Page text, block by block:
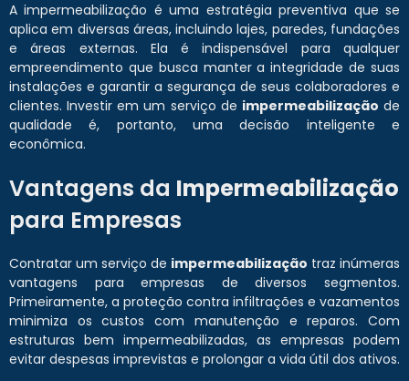
A impermeabilização é uma estratégia preventiva que se
aplica em diversas áreas, incluindo lajes, paredes, fundações
e áreas externas. Ela é indispensável para qualquer
empreendimento que busca manter a integridade de suas
instalações e garantir a segurança de seus colaboradores e
clientes. Investir em um serviço de impermeabilização de
qualidade é, portanto, uma decisão inteligente e
econômica.
Vantagens da Impermeabilização
para Empresas
Contratar um serviço de impermeabilização traz inúmeras
vantagens para empresas de diversos segmentos.
Primeiramente, a proteção contra infiltrações e vazamentos
minimiza os custos com manutenção e reparos. Com
estruturas bem impermeabilizadas, as empresas podem
evitar despesas imprevistas e prolongar a vida útil dos ativos.